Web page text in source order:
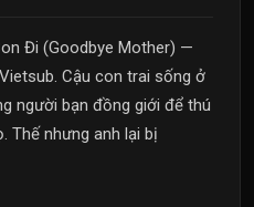
Đi (Goodbye Mother) —
Cậu con trai sống ở
người bạn đồng giới để thú
Thế nhưng anh lại bị